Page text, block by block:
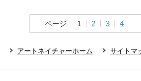
ページ 1 2 3 4
アートネイチャーホーム サイトマ